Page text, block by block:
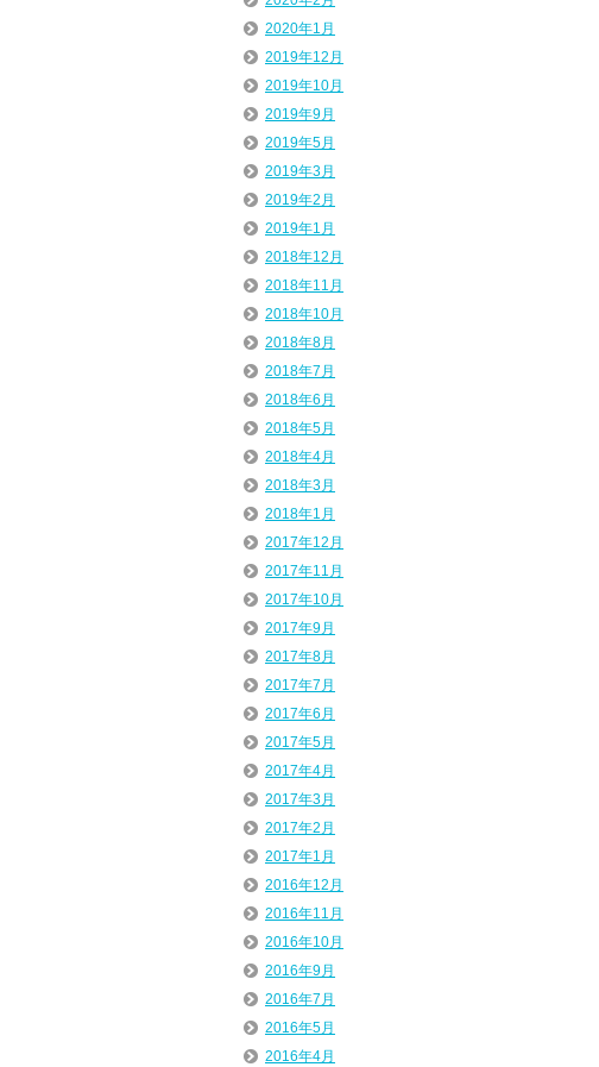
2020年1月
2019年12月
2019年10月
2019年9月
2019年5月
2019年3月
2019年2月
2019年1月
2018年12月
2018年11月
2018年10月
2018年8月
2018年7月
2018年6月
2018年5月
2018年4月
2018年3月
2018年1月
2017年12月
2017年11月
2017年10月
2017年9月
2017年8月
2017年7月
2017年6月
2017年5月
2017年4月
2017年3月
2017年2月
2017年1月
2016年12月
2016年11月
2016年10月
2016年9月
2016年7月
2016年5月
2016年4月